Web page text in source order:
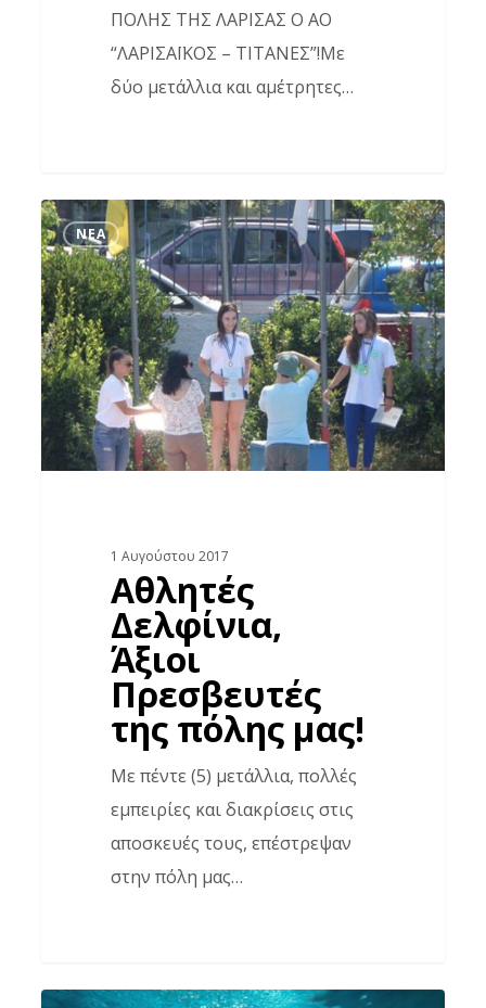
ΠΟΛΗΣ ΤΗΣ ΛΑΡΙΣΑΣ Ο ΑΟ
“ΛΑΡΙΣΑΪΚΟΣ – ΤΙΤΑΝΕΣ”!Με
δύο μετάλλια και αμέτρητες…
Αθλητές
Δελφίνια,
Άξιοι
Πρεσβευτές
της
πόλης
μας!
ΝΈΑ
1 Αυγούστου 2017
Αθλητές
Δελφίνια,
Άξιοι
Πρεσβευτές
της πόλης μας!
Με πέντε (5) μετάλλια, πολλές
εμπειρίες και διακρίσεις στις
αποσκευές τους, επέστρεψαν
στην πόλη μας…